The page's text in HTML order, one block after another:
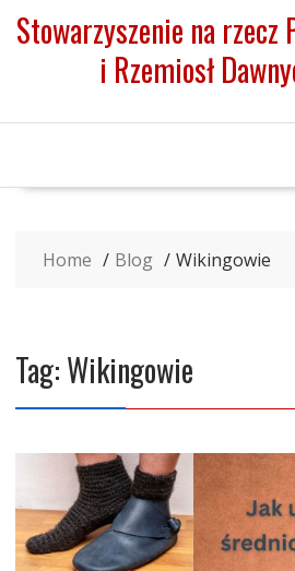
Stowarzyszenie na
i Rzemiosł
Home Blog Wikingowie
Tag:Wikingowie